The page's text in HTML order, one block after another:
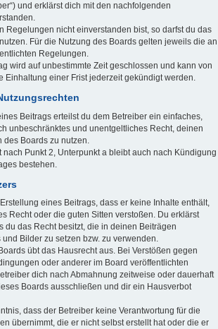
und erklärst dich mit den nachfolgenden
Regelungen nicht einverstanden bist, so darfst du das
Für die Nutzung des Boards gelten jeweils die an
Regelungen.
wird auf unbestimmte Zeit geschlossen und kann von
Einhaltung einer Frist jederzeit gekündigt werden.
Beitrags erteilst du dem Betreiber ein einfaches,
unbeschränktes und unentgeltliches Recht, deinen
Boards zu nutzen.
nach Punkt 2, Unterpunkt a bleibt auch nach Kündigung
bestehen.
eines Beitrags, dass er keine Inhalte enthält,
Recht oder die guten Sitten verstoßen. Du erklärst
du das Recht besitzt, die in deinen Beiträgen
Bilder zu setzen bzw. zu verwenden.
übt das Hausrecht aus. Bei Verstößen gegen
oder anderer im Board veröffentlichten
dich nach Abmahnung zeitweise oder dauerhaft
Boards ausschließen und dir ein Hausverbot
dass der Betreiber keine Verantwortung für die
übernimmt, die er nicht selbst erstellt hat oder die er